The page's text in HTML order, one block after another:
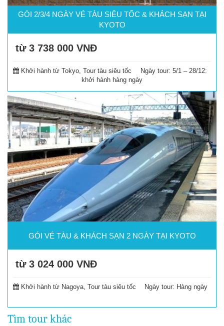
GÓI 2/3/4 NGÀY VÉ TÀU SIÊU TỐC & KHÁCH SẠN TẠI
KYOTO
từ 3 738 000 VNĐ
Đặt tour
Khởi hành từ Tokyo, Tour tàu siêu tốc Ngày tour: 5/1 – 28/12:
khởi hành hàng ngày
GÓI VÉ TÀU & KHÁCH SẠN 2 NGÀY TẠI KYOTO
từ 3 024 000 VNĐ
Đặt tour
Khởi hành từ Nagoya, Tour tàu siêu tốc Ngày tour: Hàng ngày
Tìm tour khác